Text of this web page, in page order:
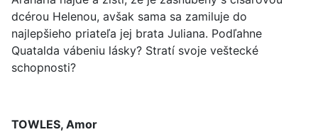
dcérou Helenou, avšak sama sa zamiluje do
najlepšieho priateľa jej brata Juliana. Podľahne
Quatalda vábeniu lásky? Stratí svoje veštecké
schopnosti?
TOWLES, Amor